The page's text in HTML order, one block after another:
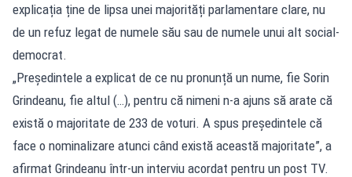
explicația ține de lipsa unei majorități parlamentare clare, nu
de un refuz legat de numele său sau de numele unui alt social-
democrat.
„Președintele a explicat de ce nu pronunță un nume, fie Sorin
Grindeanu, fie altul (…), pentru că nimeni n-a ajuns să arate că
există o majoritate de 233 de voturi. A spus președintele că
face o nominalizare atunci când există această majoritate”, a
afirmat Grindeanu într-un interviu acordat pentru un post TV.